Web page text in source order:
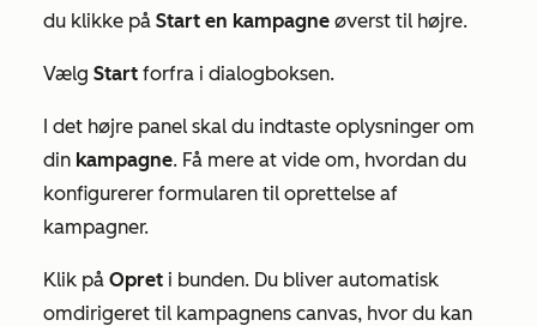
du klikke på Start en kampagne øverst til højre.
Vælg Start forfra i dialogboksen.
I det højre panel skal du indtaste oplysninger om
din kampagne. Få mere at vide om, hvordan du
konfigurerer formularen til oprettelse af
kampagner.
Klik på Opret i bunden. Du bliver automatisk
omdirigeret til kampagnens canvas, hvor du kan